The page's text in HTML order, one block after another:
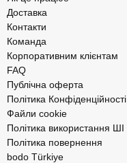
Доставка
Контакти
Команда
Корпоративним клієнтам
FAQ
Публічна оферта
Політика Конфіденційності
Файли cookie
Політика використання ШІ
Політика повернення
bodo Türkiye